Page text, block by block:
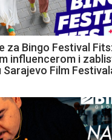
za Bingo Festival
influencerom i
Film